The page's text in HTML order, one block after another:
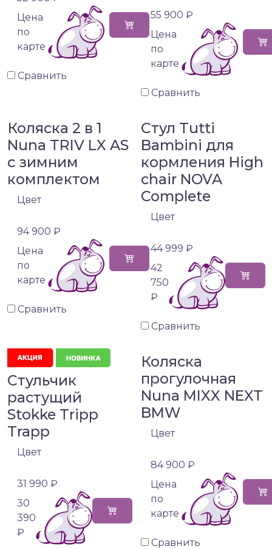
Цена
по
карте
Сравнить
55 900 ₽
Цена
по
карте
Сравнить
Коляска 2 в 1
Nuna TRIV LX AS
с зимним
комплектом
Цвет
94 900 ₽
Цена
по
карте
Сравнить
Стул Tutti
Bambini для
кормления High
chair NOVA
Complete
Цвет
44 999 ₽
42
750
₽
Сравнить
Стульчик
растущий
Stokke Tripp
Trapp
Цвет
31 990 ₽
30
390
₽
Коляска
прогулочная
Nuna MIXX NEXT
BMW
Цвет
84 900 ₽
Цена
по
карте
Сравнить